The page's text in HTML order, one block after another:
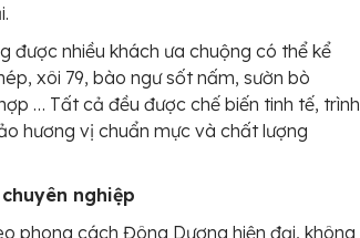
được nhiều khách ưa chuộng có thể kể
xôi 79, bào ngư sốt nấm, sườn bò
… Tất cả đều được chế biến tinh tế, trình
hương vị chuẩn mực và chất lượng
nghiệp
phong cách Đông Dương hiện đại, không